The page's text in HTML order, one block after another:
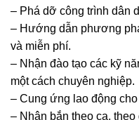
– Phá dỡ công trình dân
– Hướng dẫn phương
và miễn phí.
– Nhận đào tạo các kỹ
một cách chuyên nghiệp.
– Cung ứng lao động
– Nhận bắn theo ca,